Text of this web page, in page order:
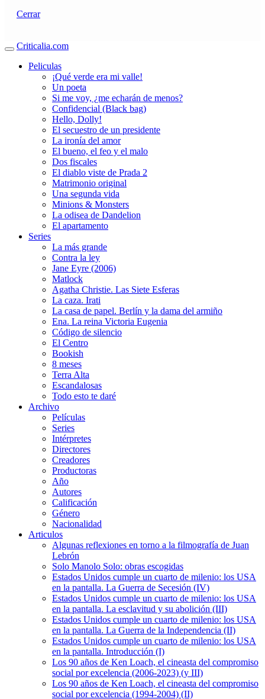
Cerrar
Criticalia.com
Peliculas
¡Qué verde era mi valle!
Un poeta
Si me voy, ¿me echarán de menos?
Confidencial (Black bag)
Hello, Dolly!
El secuestro de un presidente
La ironía del amor
El bueno, el feo y el malo
Dos fiscales
El diablo viste de Prada 2
Matrimonio original
Una segunda vida
Minions & Monsters
La odisea de Dandelion
El apartamento
Series
La más grande
Contra la ley
Jane Eyre (2006)
Matlock
Agatha Christie. Las Siete Esferas
La caza. Irati
La casa de papel. Berlín y la dama del armiño
Ena. La reina Victoria Eugenia
Código de silencio
El Centro
Bookish
8 meses
Terra Alta
Escandalosas
Todo esto te daré
Archivo
Películas
Series
Intérpretes
Directores
Creadores
Productoras
Año
Autores
Calificación
Género
Nacionalidad
Articulos
Algunas reflexiones en torno a la filmografía de Juan
Lebrón
Solo Manolo Solo: obras escogidas
Estados Unidos cumple un cuarto de milenio: los USA
en la pantalla. La Guerra de Secesión (IV)
Estados Unidos cumple un cuarto de milenio: los USA
en la pantalla. La esclavitud y su abolición (III)
Estados Unidos cumple un cuarto de milenio: los USA
en la pantalla. La Guerra de la Independencia (II)
Estados Unidos cumple un cuarto de milenio: los USA
en la pantalla. Introducción (I)
Los 90 años de Ken Loach, el cineasta del compromiso
social por excelencia (2006-2023) (y III)
Los 90 años de Ken Loach, el cineasta del compromiso
social por excelencia (1994-2004) (II)